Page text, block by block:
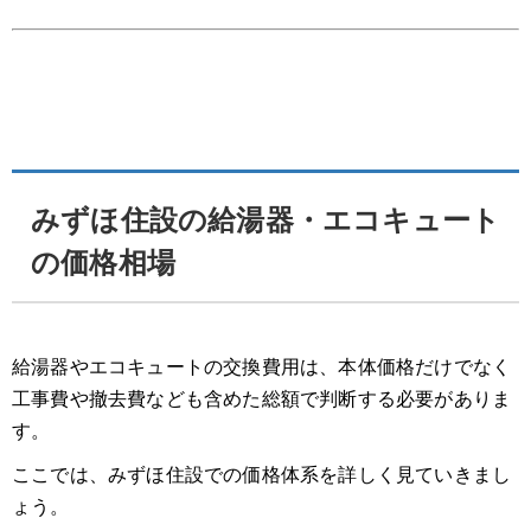
みずほ住設の給湯器・エコキュート
の価格相場
給湯器やエコキュートの交換費用は、本体価格だけでなく
工事費や撤去費なども含めた総額で判断する必要がありま
す。
ここでは、みずほ住設での価格体系を詳しく見ていきまし
ょう。